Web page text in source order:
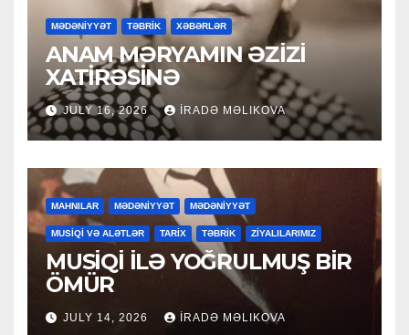
MƏDƏNİYYƏT TƏBRİK XƏBƏRLƏR
ANAM MƏRYAMIN ƏZİZİ
XATİRƏSİNƏ
JULY 16, 2026 İRADƏ MƏLIKOVA
MAHNILAR MƏDƏNİYYƏT MƏDƏNİYYƏT
MUSİQİ VƏ ALƏTLƏR TARİX TƏBRİK ZİYALILARIMIZ
MUSİQİ İLƏ YOĞRULMUŞ BİR
ÖMÜR
JULY 14, 2026 İRADƏ MƏLIKOVA